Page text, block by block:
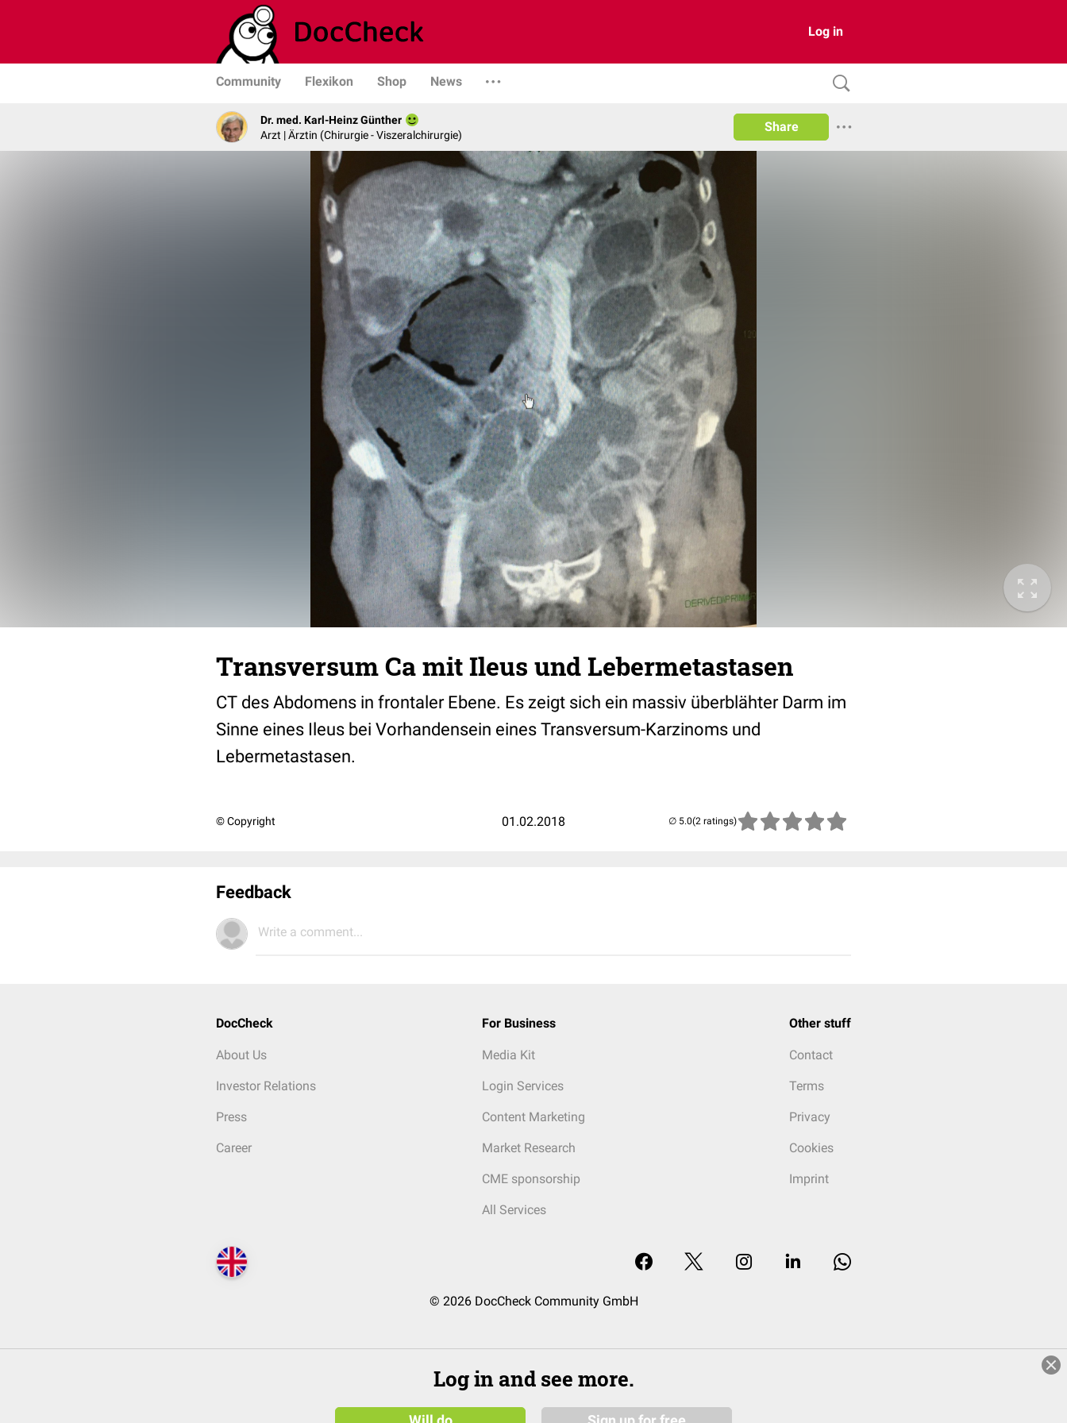
Log in
Community Flexikon Shop News
Dr. med. Karl-Heinz Günther
Arzt | Ärztin (Chirurgie - Viszeralchirurgie)
Share
Transversum Ca mit Ileus und Lebermetastasen
CT des Abdomens in frontaler Ebene. Es zeigt sich ein massiv überblähter Darm im
Sinne eines Ileus bei Vorhandensein eines Transversum-Karzinoms und
Lebermetastasen.
© Copyright 01.02.2018 (2 ratings)
Feedback
Write a comment...
DocCheck
About Us
Investor Relations
Press
Career
For Business
Media Kit
Login Services
Content Marketing
Market Research
CME sponsorship
All Services
Other stuff
Contact
Terms
Privacy
Cookies
Imprint
© 2026 DocCheck Community GmbH
Log in and see more.